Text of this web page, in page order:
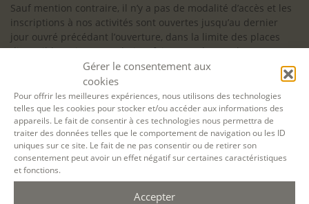
Gérer le consentement aux
cookies
Pour offrir les meilleures expériences, nous utilisons des technologies
telles que les cookies pour stocker et/ou accéder aux informations des
appareils. Le fait de consentir à ces technologies nous permettra de
traiter des données telles que le comportement de navigation ou les ID
uniques sur ce site. Le fait de ne pas consentir ou de retirer son
consentement peut avoir un effet négatif sur certaines caractéristiques
et fonctions.
Accepter
Sauf mention contraire, il n’y a pas de modalité d’accès et les
inscriptions à nos activités sont ouvertes jusqu’au dernier
jour ouvré précédant l’ouverture, dans la limite des places
disponibles. Si vous souhaitez faire prendre en charge votre
formation (Afdas, France Travail…), la demande d’inscription
est à effectuer au plus tard un mois avant le début de la
formation.
NOS ATELIERS
Découverte
L’école d’écriture
La fabrique du manuscrit
Les stages pour artistes-auteurs
Se former à la biographie